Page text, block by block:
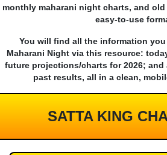
monthly maharani night charts, and
easy-to-use
You will find all the information
Maharani Night via this resource:
future projections/charts for 2026; and
past results, all in a clean,
SATTA KING